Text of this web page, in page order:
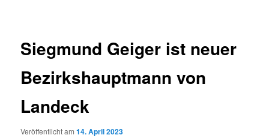
Siegmund Geiger ist neuer
Bezirkshauptmann von
Landeck
Veröffentlicht am14. April 2023